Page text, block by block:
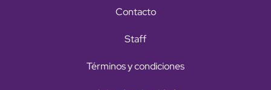
Contacto
Staff
Términos y condiciones